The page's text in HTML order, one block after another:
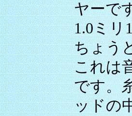
ヤーで
1.0ミリ
ちょう
これは
です。
ッドの